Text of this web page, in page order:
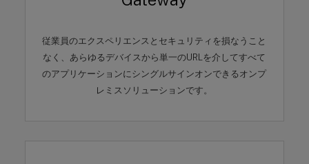
従業員のエクスペリエンスとセキュリティを損なうこと
なく、あらゆるデバイスから単一のURLを介してすべて
のアプリケーションにシングルサインオンできるオンプ
レミスソリューションです。